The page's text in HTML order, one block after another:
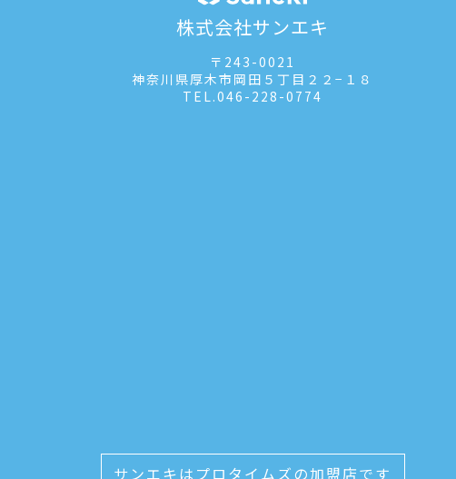
株式会社サンエキ
〒243-0021
神奈川県厚木市岡田５丁目２２−１８
TEL.046-228-0774
サンエキはプロタイムズの加盟店です